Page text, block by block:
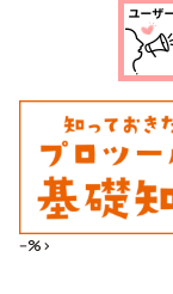
--%>